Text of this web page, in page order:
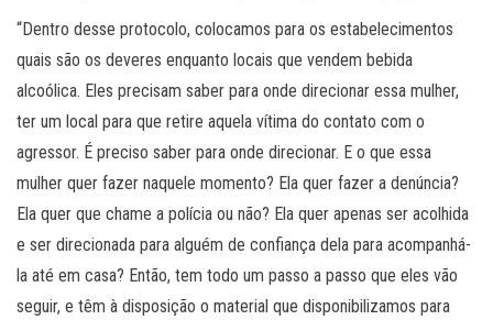
“Dentro desse protocolo, colocamos para os estabelecimentos
quais são os deveres enquanto locais que vendem bebida
alcoólica. Eles precisam saber para onde direcionar essa mulher,
ter um local para que retire aquela vítima do contato com o
agressor. É preciso saber para onde direcionar. E o que essa
mulher quer fazer naquele momento? Ela quer fazer a denúncia?
Ela quer que chame a polícia ou não? Ela quer apenas ser acolhida
e ser direcionada para alguém de confiança dela para acompanhá-
la até em casa? Então, tem todo um passo a passo que eles vão
seguir, e têm à disposição o material que disponibilizamos para